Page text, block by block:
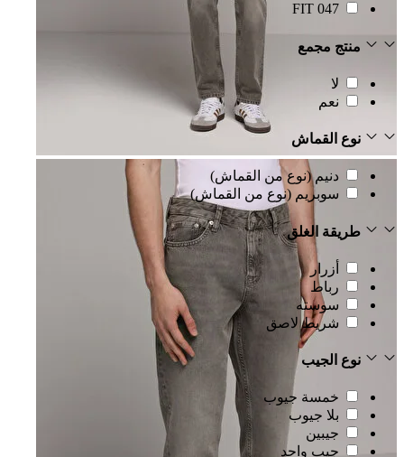
047 FIT
منتج مجمع
لا
نعم
نوع القماش
دنيم (نوع من القماش)
سوبريم (نوع من القماش)
طريقة الغلق
أزرار
رباط
سوسته
شريط لاصق
نوع الجيب
خمسة جيوب
بلا جيوب
جيبين
جيب واحد